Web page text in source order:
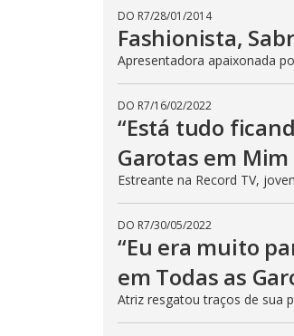
DO R7/28/01/2014
Fashionista,
Apresentadora apaixonada
DO R7/16/02/2022
“Está tudo
Garotas em Mim
Estreante na Record TV,
DO R7/30/05/2022
“Eu era muito
em Todas as
Atriz resgatou traços de sua